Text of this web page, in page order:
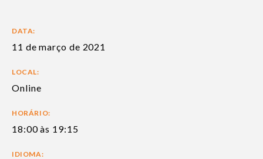
DATA:
11 de março de 2021
LOCAL:
Online
HORÁRIO:
18:00 às 19:15
IDIOMA: